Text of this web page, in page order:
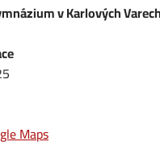
v Karlových
Maps